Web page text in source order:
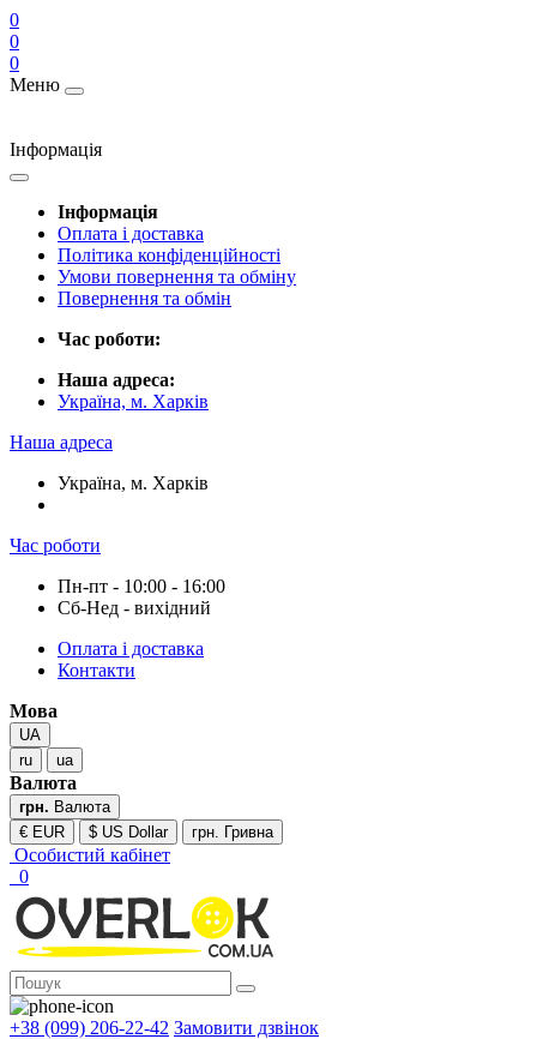
0
0
0
Меню
Інформація
Інформація
Оплата і доставка
Політика конфіденційності
Умови повернення та обміну
Повернення та обмін
Час роботи:
Наша адреса:
Україна, м. Харків
Наша адреса
Україна, м. Харків
Час роботи
Пн-пт - 10:00 - 16:00
Сб-Нед - вихідний
Оплата і доставка
Контакти
Мова
UA
ru
ua
Валюта
грн. Валюта
€ EUR
$ US Dollar грн. Гривна
Особистий кабінет
0
+38 (099) 206-22-42 Замовити дзвінок